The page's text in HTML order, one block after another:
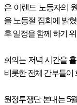
은 이랜드 노동자의
을 노동절 집회에 밝
후 일정을 함께 하기
회의는 저녁 시간을
비롯한 전체 간부들이
원정투쟁단 본대는 5